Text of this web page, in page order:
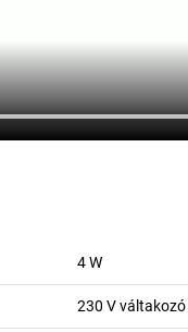
4W
230 V